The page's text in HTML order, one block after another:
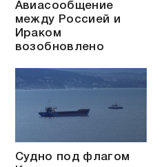
Авиасообщение
между Россией и
Ираком
возобновлено
Судно под флагом